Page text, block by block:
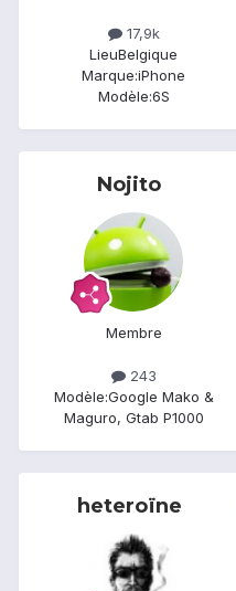
17,9k
LieuBelgique
Marque:iPhone
Modèle:6S
Nojito
Membre
243
Modèle:Google Mako &
Maguro, Gtab P1000
heteroïne